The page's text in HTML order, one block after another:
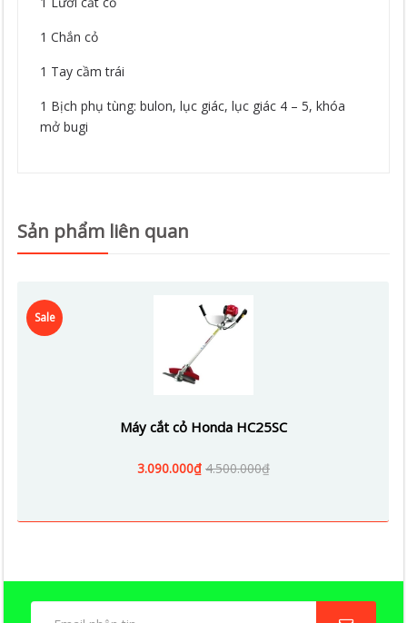
1 Chắn cỏ
1 Tay cầm trái
1 Bịch phụ tùng: bulon, lục giác, lục giác 4 – 5, khóa
mở bugi
Sản phẩm liên quan
Sale
Máy cắt cỏ Honda HC25SC
3.090.000₫ 4.500.000₫